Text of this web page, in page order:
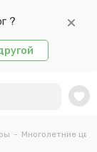
?
- Многолетние